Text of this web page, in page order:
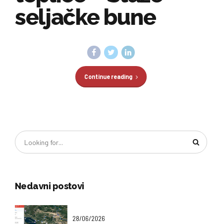
seljačke bune
Continue reading
Nedavni postovi
28/06/2026